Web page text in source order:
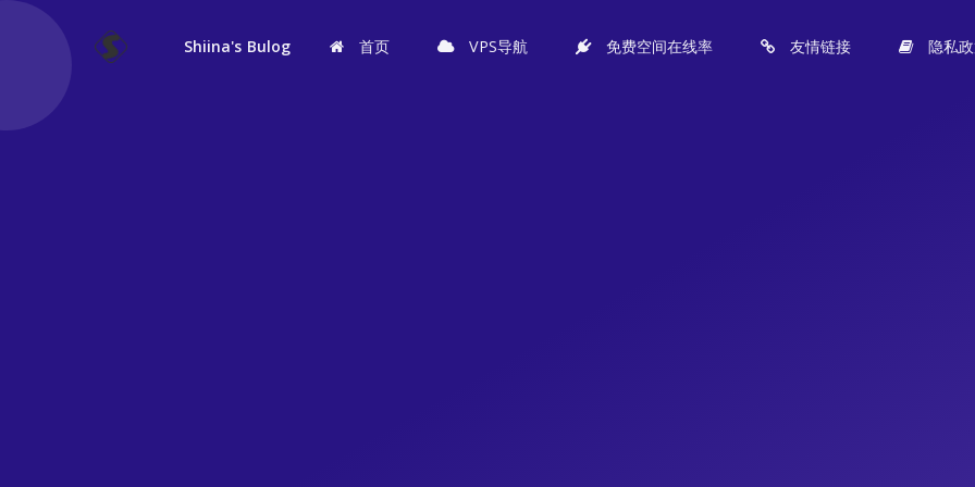
Shiina's Bulog 首页 VPS导航 免费空间在线率 友情链接 隐私